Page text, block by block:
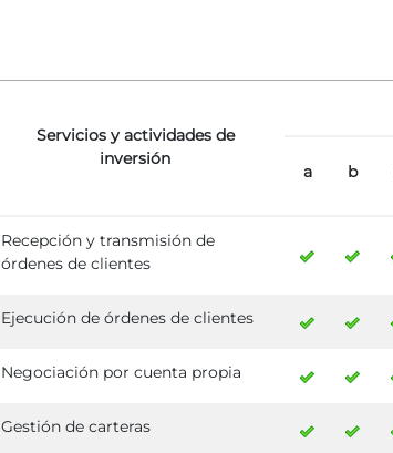
Servicios y actividades de
inversión
a b
Recepción y transmisión de
órdenes de clientes
Ejecución de órdenes de clientes
Negociación por cuenta propia
Gestión de carteras